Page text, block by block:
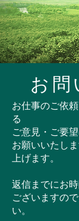
お問
お仕事のご依
る
ご意見・ご要
お願いいたし
上げます。
返信までにお
ございますの
い。